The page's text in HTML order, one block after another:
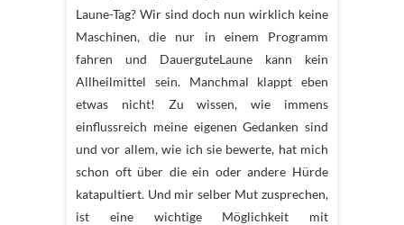
Laune-Tag? Wir sind doch nun wirklich keine
Maschinen, die nur in einem Programm
fahren und DauerguteLaune kann kein
Allheilmittel sein. Manchmal klappt eben
etwas nicht! Zu wissen, wie immens
einflussreich meine eigenen Gedanken sind
und vor allem, wie ich sie bewerte, hat mich
schon oft über die ein oder andere Hürde
katapultiert. Und mir selber Mut zusprechen,
ist eine wichtige Möglichkeit mit